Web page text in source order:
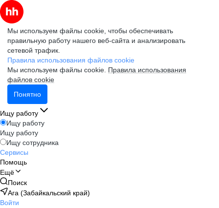
Мы используем файлы cookie, чтобы обеспечивать
правильную работу нашего веб-сайта и анализировать
сетевой трафик.
Правила использования файлов cookie
Мы используем файлы cookie. Правила использования
файлов cookie
Понятно
Ищу работу
Ищу работу
Ищу работу
Ищу сотрудника
Сервисы
Помощь
Ещё
Поиск
Ага (Забайкальский край)
Войти